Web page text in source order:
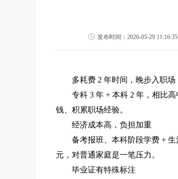
发布时间：2026-05-29 11:16:35
多耗费 2 年时间，晚步入职场
专科 3 年 + 本科 2 年，相比高
钱、积累职场经验。
经济成本高，负担加重
备考报班、本科阶段学费 + 生
元，对普通家庭是一笔压力。
毕业证有特殊标注